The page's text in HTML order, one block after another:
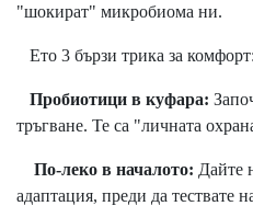
"шокират" микробиома ни.
Ето 3 бързи трика за комфорт:
Пробиотици в куфара:
тръгване. Те са "личната
По-леко в началото: Дайте
адаптация, преди да тествате